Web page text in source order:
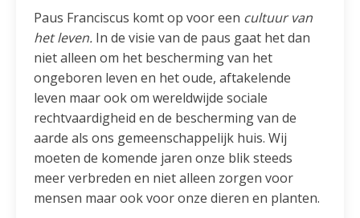
Paus Franciscus komt op voor een cultuur van
het leven. In de visie van de paus gaat het dan
niet alleen om het bescherming van het
ongeboren leven en het oude, aftakelende
leven maar ook om wereldwijde sociale
rechtvaardigheid en de bescherming van de
aarde als ons gemeenschappelijk huis. Wij
moeten de komende jaren onze blik steeds
meer verbreden en niet alleen zorgen voor
mensen maar ook voor onze dieren en planten.